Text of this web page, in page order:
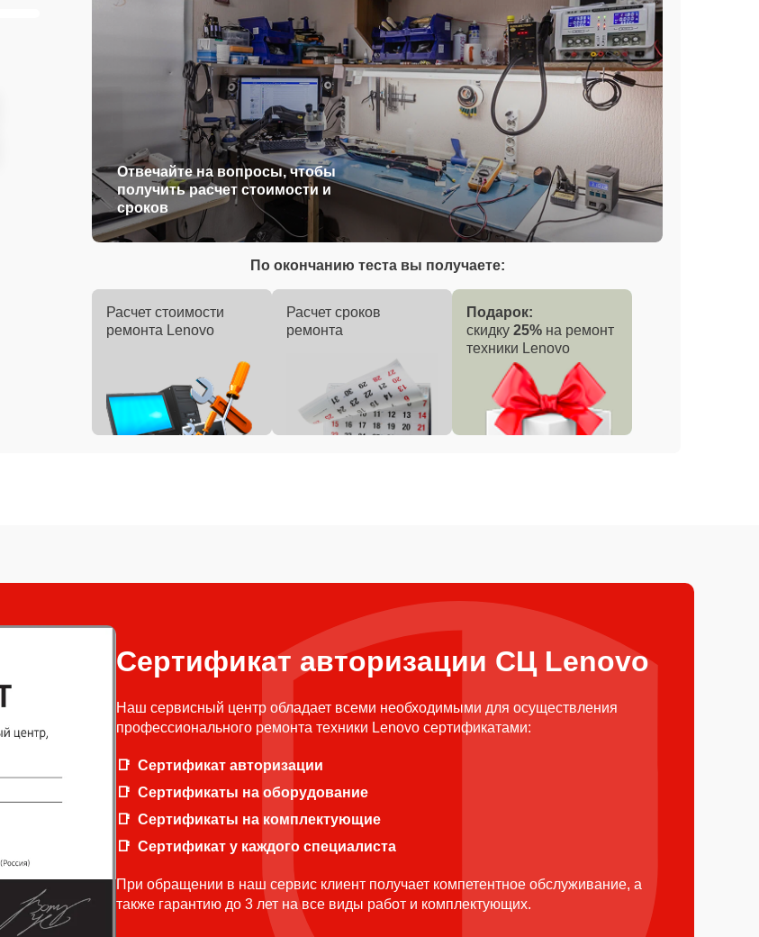
Отвечайте на вопросы, чтобы
получить расчет стоимости и
сроков
По окончанию теста вы получаете:
Расчет стоимости
ремонта Lenovo
Расчет сроков
ремонта
Подарок:
скидку 25% на ремонт
техники Lenovo
Сертификат авторизации СЦ Lenovo
Наш сервисный центр обладает всеми необходимыми для осуществления
профессионального ремонта техники Lenovo сертификатами:
Сертификат авторизации
Сертификаты на оборудование
Сертификаты на комплектующие
Сертификат у каждого специалиста
При обращении в наш сервис клиент получает компетентное обслуживание, а
также гарантию до 3 лет на все виды работ и комплектующих.